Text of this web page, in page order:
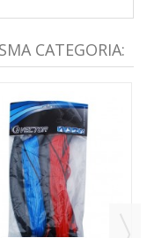
CATEGORIA: